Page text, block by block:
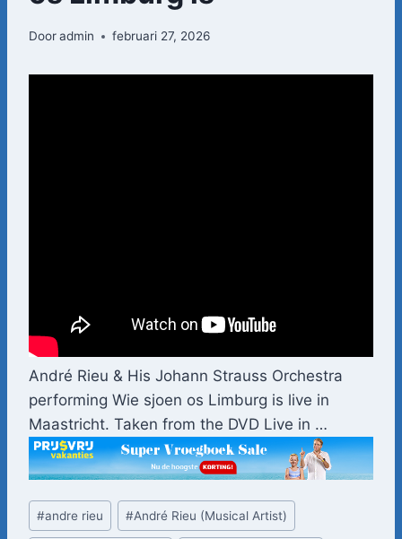
Dooradmin februari 27, 2026
André Rieu & His Johann Strauss Orchestra
performing Wie sjoen os Limburg is live in
Maastricht. Taken from the DVD Live in …
Bericht
tags:
#andre rieu #André Rieu (Musical Artist)